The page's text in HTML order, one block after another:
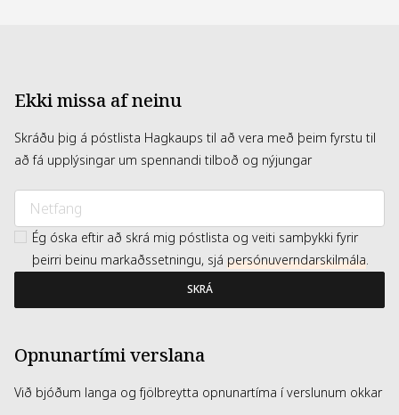
Ekki missa af neinu
Skráðu þig á póstlista Hagkaups til að vera með þeim fyrstu til
að fá upplýsingar um spennandi tilboð og nýjungar
Ég óska eftir að skrá mig póstlista og veiti samþykki fyrir
þeirri beinu markaðssetningu, sjá persónuverndarskilmála.
SKRÁ
Opnunartími verslana
Við bjóðum langa og fjölbreytta opnunartíma í verslunum okkar